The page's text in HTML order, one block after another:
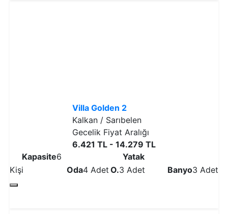
Villa Golden 2
Kalkan / Sarıbelen
Gecelik Fiyat Aralığı
6.421 TL - 14.279 TL
Kapasite6
Kişi
Oda4 Adet
Yatak
O.3 Adet Banyo3 Adet